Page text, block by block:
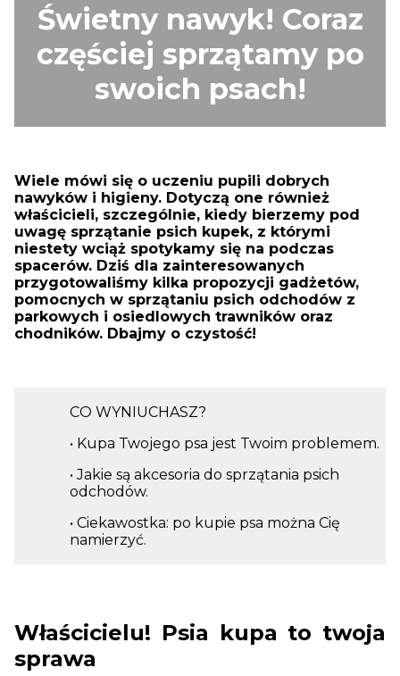
Świetny nawyk! Coraz
częściej sprzątamy po
swoich psach!
Wiele mówi się o uczeniu pupili dobrych
nawyków i higieny. Dotyczą one również
właścicieli, szczególnie, kiedy bierzemy pod
uwagę sprzątanie psich kupek, z którymi
niestety wciąż spotykamy się na podczas
spacerów. Dziś dla zainteresowanych
przygotowaliśmy kilka propozycji gadżetów,
pomocnych w sprzątaniu psich odchodów z
parkowych i osiedlowych trawników oraz
chodników. Dbajmy o czystość!
CO WYNIUCHASZ?
• Kupa Twojego psa jest Twoim problemem.
• Jakie są akcesoria do sprzątania psich
odchodów.
• Ciekawostka: po kupie psa można Cię
namierzyć.
Właścicielu! Psia kupa to twoja
sprawa